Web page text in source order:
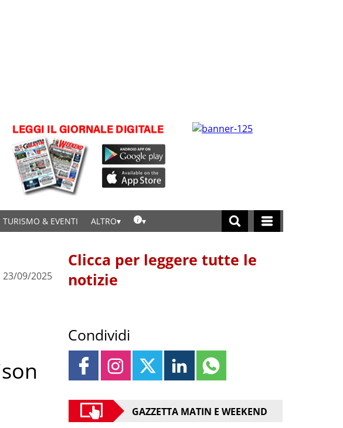
TURISMO & EVENTI ALTRO
23/09/2025
Clicca per leggere tutte le
notizie
Condividi
GAZZETTA MATIN E WEEKEND